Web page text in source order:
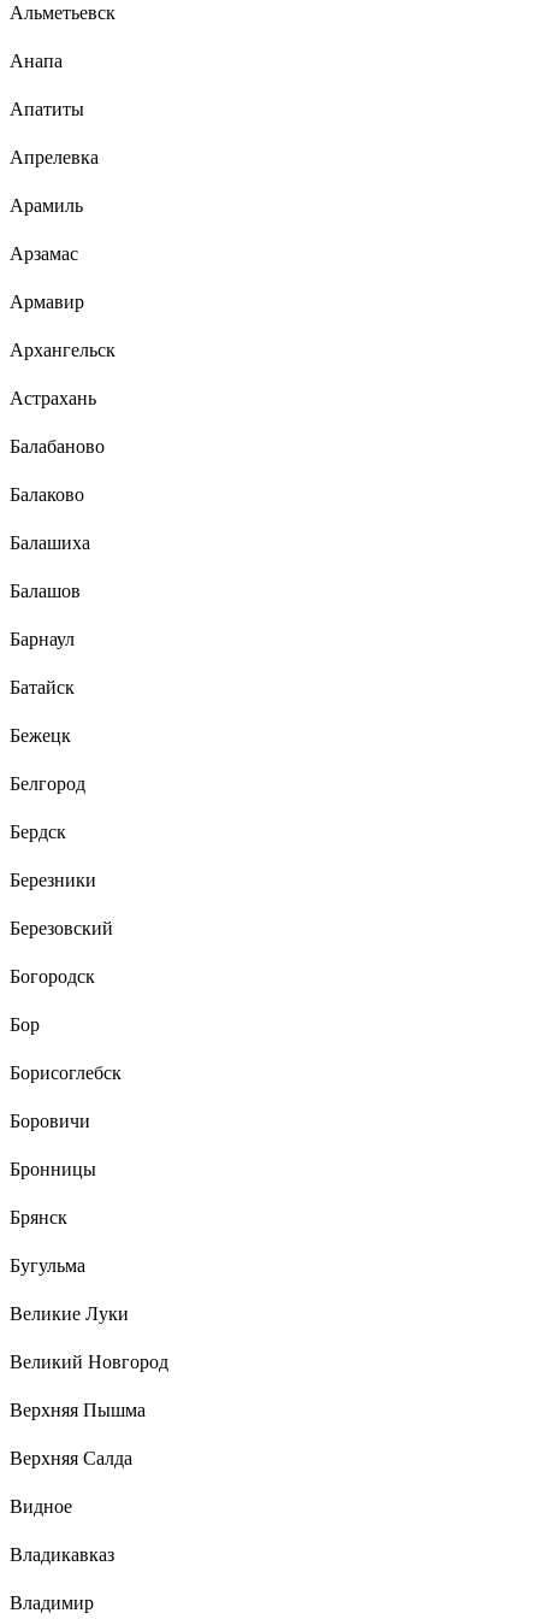
Альметьевск
Анапа
Апатиты
Апрелевка
Арамиль
Арзамас
Армавир
Архангельск
Астрахань
Балабаново
Балаково
Балашиха
Балашов
Барнаул
Батайск
Бежецк
Белгород
Бердск
Березники
Березовский
Богородск
Бор
Борисоглебск
Боровичи
Бронницы
Брянск
Бугульма
Великие Луки
Великий Новгород
Верхняя Пышма
Верхняя Салда
Видное
Владикавказ
Владимир